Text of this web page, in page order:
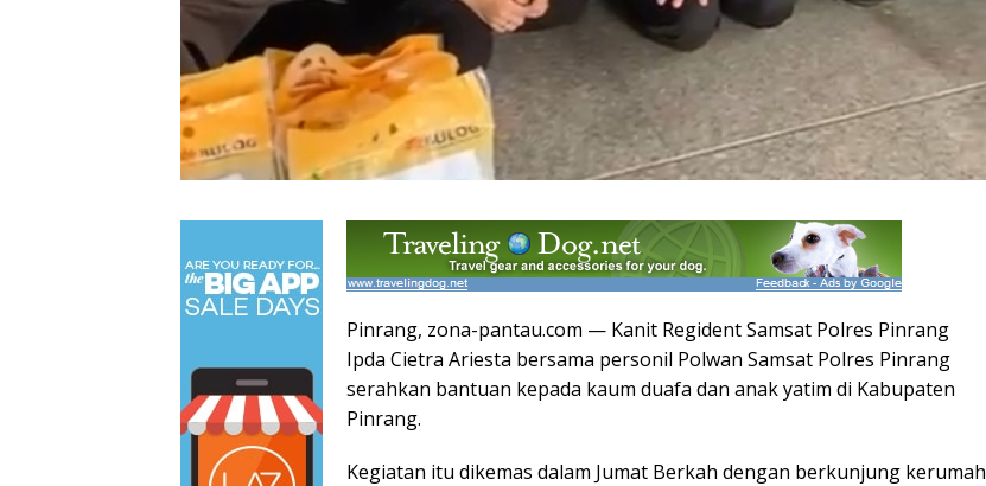
Pinrang, zona-pantau.com — Kanit Regident Samsat Polres Pinrang
Ipda Cietra Ariesta bersama personil Polwan Samsat Polres Pinrang
serahkan bantuan kepada kaum duafa dan anak yatim di Kabupaten
Pinrang.
Kegiatan itu dikemas dalam Jumat Berkah dengan berkunjung kerumah